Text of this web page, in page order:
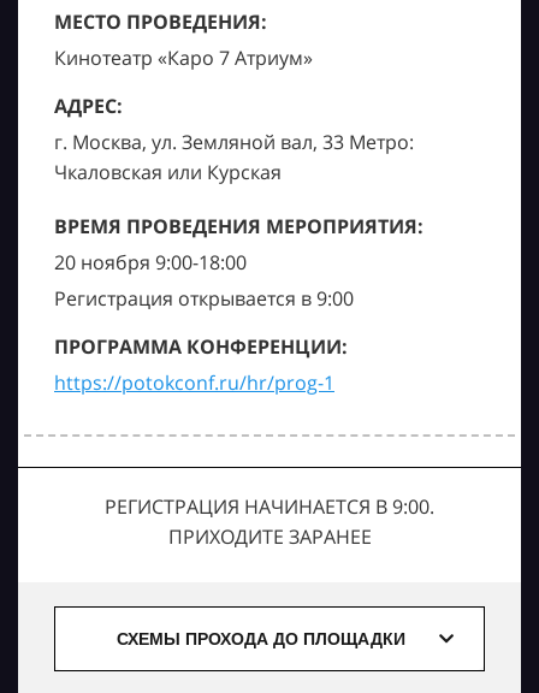
МЕСТО ПРОВЕДЕНИЯ:
Кинотеатр «Каро 7 Атриум»
АДРЕС:
г. Москва, ул. Земляной вал, 33 Метро:
Чкаловская или Курская
ВРЕМЯ ПРОВЕДЕНИЯ МЕРОПРИЯТИЯ:
20 ноября 9:00-18:00
Регистрация открывается в 9:00
ПРОГРАММА КОНФЕРЕНЦИИ:
https://potokconf.ru/hr/prog-1
РЕГИСТРАЦИЯ НАЧИНАЕТСЯ В 9:00.
ПРИХОДИТЕ ЗАРАНЕЕ
СХЕМЫ ПРОХОДА ДО ПЛОЩАДКИ